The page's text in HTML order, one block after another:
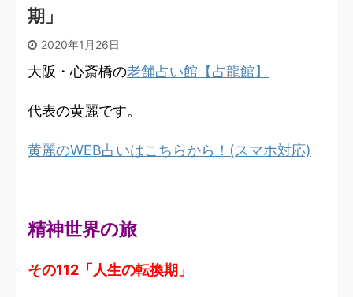
期」
2020年1月26日
大阪・心斎橋の老舗占い館【占龍館】
代表の黄麗です。
黄麗のWEB占いはこちらから！(スマホ対応)
精神世界の旅
その112「人生の転換期」